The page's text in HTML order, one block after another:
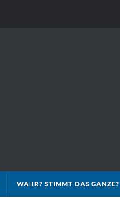
WAHR? STIMMT DAS GANZE?